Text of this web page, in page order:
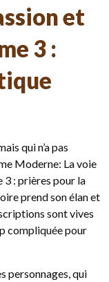
et
3 :
qui n’a pas
Moderne: La voie
3 : prières pour la
prend son élan et
sont vives
compliquée pour
personnages, qui